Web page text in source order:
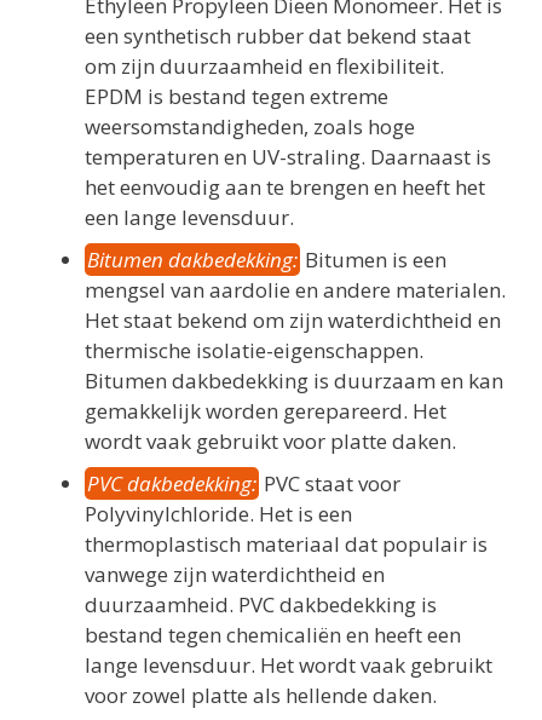
een synthetisch rubber dat bekend staat
om zijn duurzaamheid en flexibiliteit.
EPDM is bestand tegen extreme
weersomstandigheden, zoals hoge
temperaturen en UV-straling. Daarnaast is
het eenvoudig aan te brengen en heeft het
een lange levensduur.
Bitumen dakbedekking: Bitumen is een
mengsel van aardolie en andere materialen.
Het staat bekend om zijn waterdichtheid en
thermische isolatie-eigenschappen.
Bitumen dakbedekking is duurzaam en kan
gemakkelijk worden gerepareerd. Het
wordt vaak gebruikt voor platte daken.
PVC dakbedekking: PVC staat voor
Polyvinylchloride. Het is een
thermoplastisch materiaal dat populair is
vanwege zijn waterdichtheid en
duurzaamheid. PVC dakbedekking is
bestand tegen chemicaliën en heeft een
lange levensduur. Het wordt vaak gebruikt
voor zowel platte als hellende daken.